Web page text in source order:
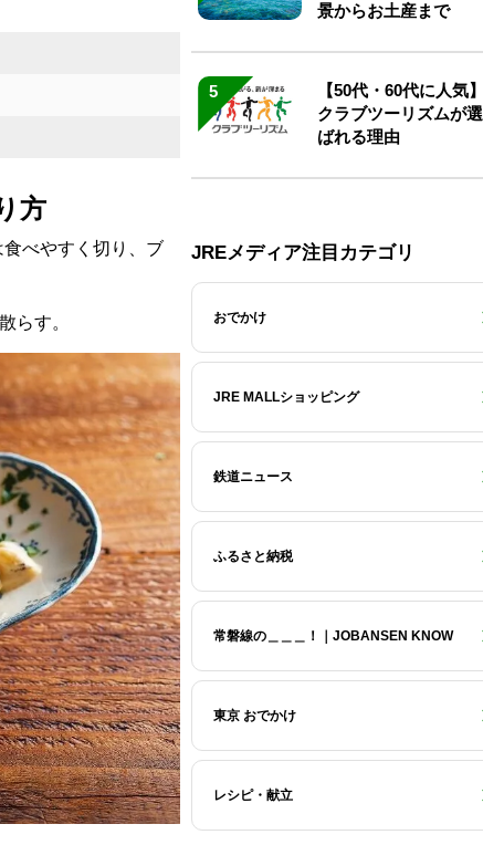
方
べやすく切り、ブ
らす。
景からお土産まで
5
【50代・60代に人気】
クラブツーリズムが選
ばれる理由
JREメディア注目カテゴリ
おでかけ
JRE MALLショッピング
鉄道ニュース
ふるさと納税
常磐線の＿＿＿！｜JOBANSEN KNOW
東京 おでかけ
レシピ・献立